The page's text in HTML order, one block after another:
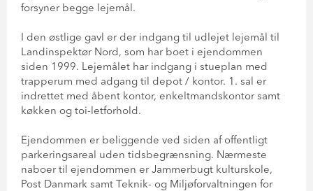
forsyner begge lejemål.
I den østlige gavl er der indgang til udlejet lejemål til
Landinspektør Nord, som har boet i ejendommen
siden 1999. Lejemålet har indgang i stueplan med
trapperum med adgang til depot / kontor. 1. sal er
indrettet med åbent kontor, enkeltmandskontor samt
køkken og toi-letforhold.
Ejendommen er beliggende ved siden af offentligt
parkeringsareal uden tidsbegrænsning. Nærmeste
naboer til ejendommen er Jammerbugt kulturskole,
Post Danmark samt Teknik- og Miljøforvaltningen for